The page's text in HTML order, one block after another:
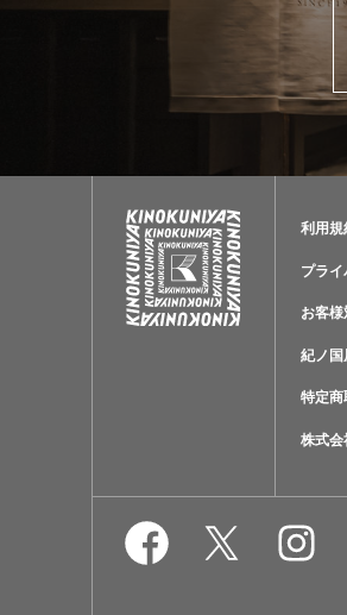
利用規
プラ
お客
紀ノ
特定商
株式会